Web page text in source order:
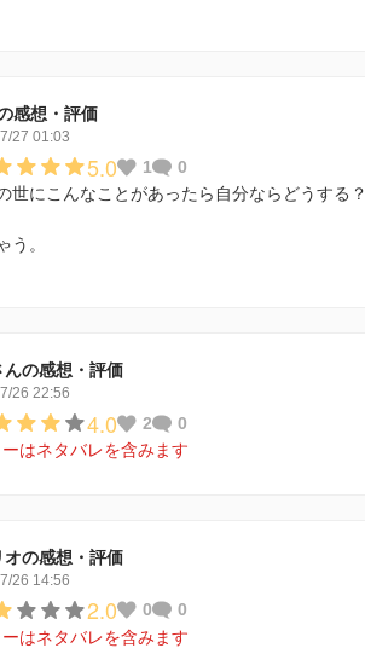
感想・評価
27 01:03
5.0 1
0
世にこんなことがあったら自分ならどうする？
う。
んの感想・評価
26 22:56
4.0 2
0
はネタバレを含みます
オの感想・評価
26 14:56
2.0 0
0
はネタバレを含みます